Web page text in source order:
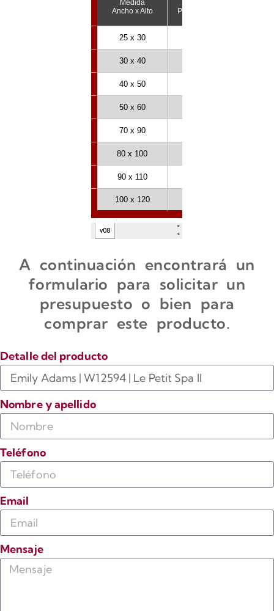
A continuación encontrará un
formulario para solicitar un
presupuesto o bien para
comprar este producto.
Detalle del producto
Nombre y apellido
Teléfono
Email
Mensaje